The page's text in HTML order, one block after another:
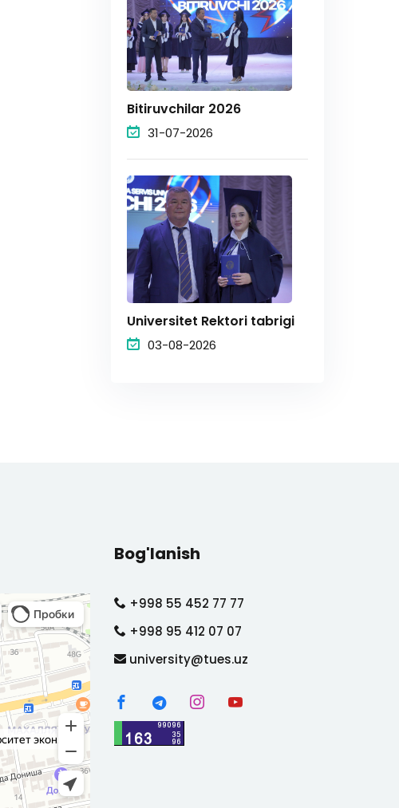
Bitiruvchilar 2026
31-07-2026
Universitet Rektori tabrigi
03-08-2026
Bog'lanish
+998 55 452 77 77
+998 95 412 07 07
university@tues.uz